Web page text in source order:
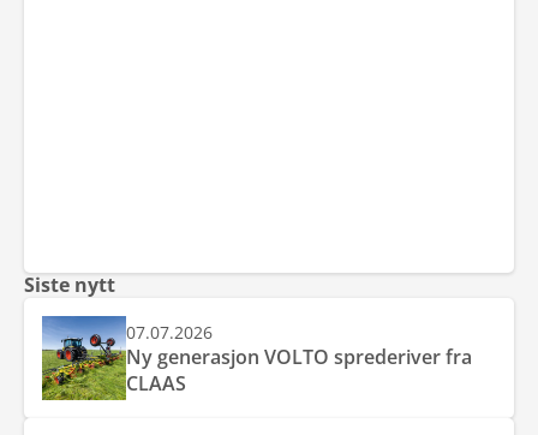
Siste nytt
07.07.2026
Ny generasjon VOLTO sprederiver fra
CLAAS